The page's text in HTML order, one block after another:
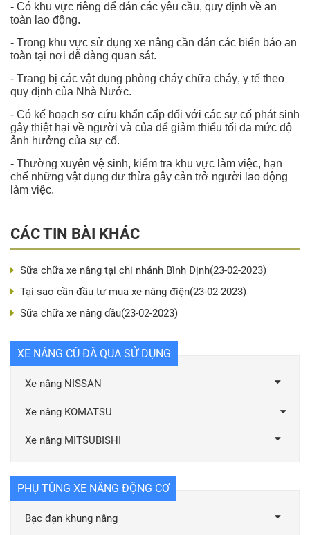
- Có khu vực riêng để dán các yêu cầu, quy định về an
toàn lao động.
- Trong khu vực sử dụng xe nâng cần dán các biển báo an
toàn tại nơi dễ dàng quan sát.
- Trang bị các vật dụng phòng cháy chữa cháy, y tế theo
quy định của Nhà Nước.
- Có kế hoạch sơ cứu khẩn cấp đối với các sự cố phát sinh
gây thiệt hại về người và của để giảm thiểu tối đa mức độ
ảnh hưởng của sự cố.
- Thường xuyên vệ sinh, kiểm tra khu vực làm việc, hạn
chế những vật dụng dư thừa gây cản trở người lao động
làm việc.
CÁC TIN BÀI KHÁC
Sữa chữa xe nâng tại chi nhánh Bình Định(23-02-2023)
Tại sao cần đầu tư mua xe nâng điện(23-02-2023)
Sữa chữa xe nâng dầu(23-02-2023)
XE NÂNG CŨ ĐÃ QUA SỬ DỤNG
Xe nâng NISSAN
Xe nâng KOMATSU
Xe nâng MITSUBISHI
PHỤ TÙNG XE NÂNG ĐỘNG CƠ
Bạc đạn khung nâng